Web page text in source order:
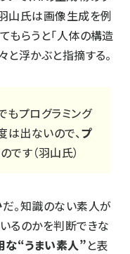
山氏は画像生成を例
もらうと「人体の構造
と浮かぶと指摘する。
もプログラミング
出ないので、プ
のです（羽山氏）
だ。知識のない素人が
るのかを判断できな
な“うまい素人”と表